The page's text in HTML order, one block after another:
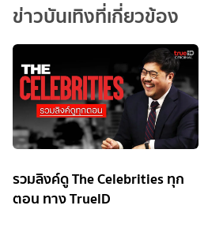
ข่าวบันเทิงที่เกี่ยวข้อง
รวมลิงค์ดู The Celebrities ทุก
ตอน ทาง TrueID